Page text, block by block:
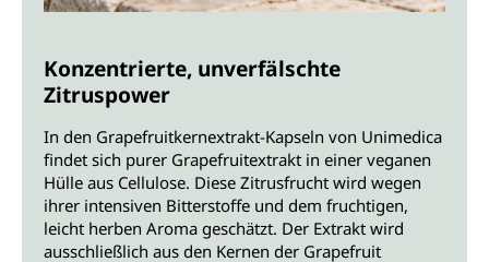
Konzentrierte, unverfälschte
Zitruspower
In den Grapefruitkernextrakt-Kapseln von Unimedica
findet sich purer Grapefruitextrakt in einer veganen
Hülle aus Cellulose. Diese Zitrusfrucht wird wegen
ihrer intensiven Bitterstoffe und dem fruchtigen,
leicht herben Aroma geschätzt. Der Extrakt wird
ausschließlich aus den Kernen der Grapefruit